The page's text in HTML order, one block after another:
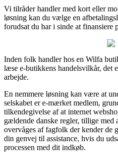
Vi tilråder handler med kort eller
løsning kan du vælge en
forudsat du har i sinde at finansiere
Inden folk handler hos en Wilfa
læse e-butikkens handelsvilkår, det
arbejde.
En nemmere løsning kan være at
selskabet er e-mærket medlem,
tilkendegivelse af at internet
gældende danske regler, tillige med
overvåges af fagfolk der kender de
din genvej til assistance, hvis du
processen med dit indkøb.